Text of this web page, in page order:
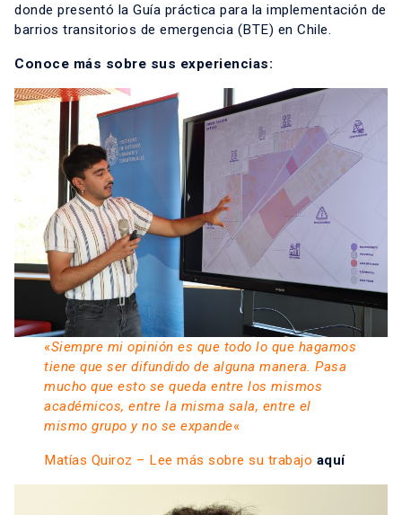
donde presentó la Guía práctica para la implementación de
barrios transitorios de emergencia (BTE) en Chile.
Conoce más sobre sus experiencias:
«Siempre mi opinión es que todo lo que hagamos
tiene que ser difundido de alguna manera. Pasa
mucho que esto se queda entre los mismos
académicos, entre la misma sala, entre el
mismo grupo y no se expande«
Matías Quiroz – Lee más sobre su trabajo aquí